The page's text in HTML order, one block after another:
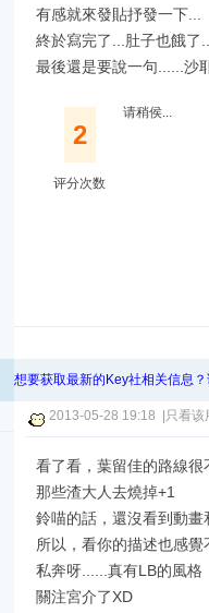
有感就來發貼抒發一下...
終於寫完了...肚子也餓了
最後還是要說一句......沙
2
评分次数
请稍侯...
想要获取最新的Key社相关信息
2013-05-28 19:18 只看该
看了看，葉留佳的路線很
那些渣大人去燒掉+1
鈴喵的話，還沒看到動畫
所以，看你的描述也感覺
私奔呀......真有LB的風格
關注宮介了XD